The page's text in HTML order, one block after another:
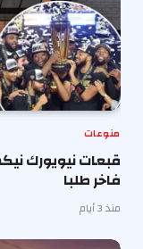
منوعات
قبعات نيويورك
فاخر طلبا
منذ 3 أيام